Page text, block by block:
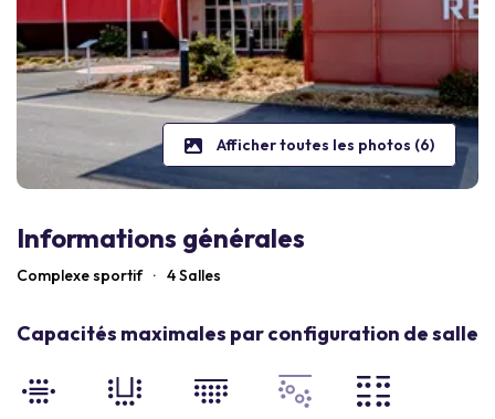
Afficher toutes les photos (6)
Informations générales
Complexe sportif · 4 Salles
Capacités maximales par configuration de salle